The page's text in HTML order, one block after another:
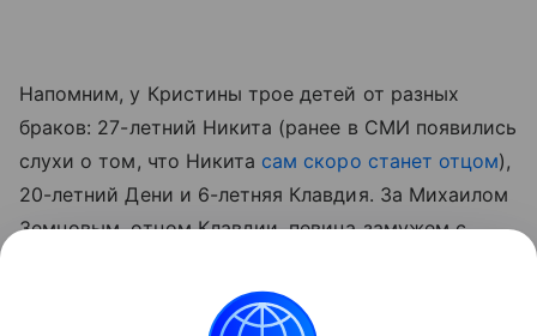
Напомним, у Кристины трое детей от разных
браков: 27-летний Никита (ранее в СМИ появились
слухи о том, что Никита сам скоро станет отцом),
20-летний Дени и 6-летняя Клавдия. За Михаилом
Земцовым, отцом Клавдии, певица замужем с
7 хитростей для общения с